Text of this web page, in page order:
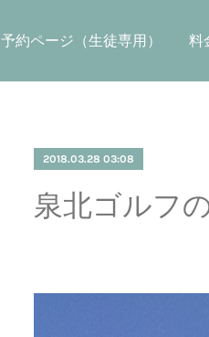
予約ページ（生徒専用） 料
2018.03.28 03:08
泉北ゴルフ